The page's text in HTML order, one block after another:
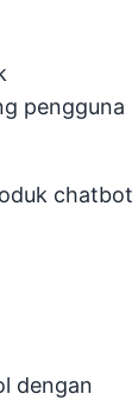
pengguna
chatbot
dengan